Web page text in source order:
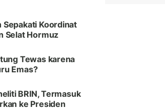
Sepakati Koordinat
Selat Hormuz
Tewas karena
Emas?
BRIN, Termasuk
ke Presiden